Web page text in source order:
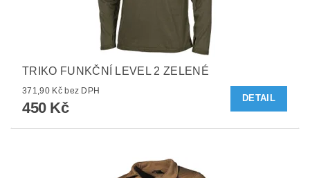
TRIKO FUNKČNÍ LEVEL 2 ZELENÉ
371,90 Kč bez DPH
450 Kč
DETAIL